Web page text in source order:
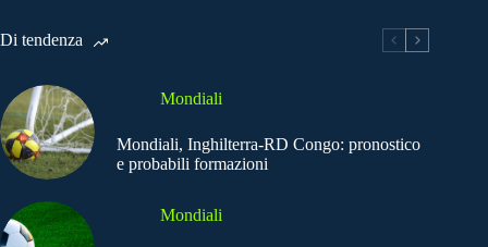
Di tendenza
Mondiali
Mondiali, Inghilterra-RD Congo: pronostico
e probabili formazioni
Mondiali